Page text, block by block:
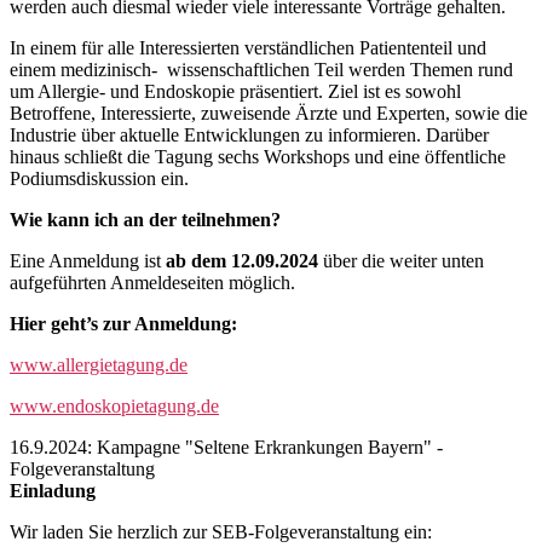
werden auch diesmal wieder viele interessante Vorträge gehalten.
In einem für alle Interessierten verständlichen Patiententeil und
einem medizinisch- wissenschaftlichen Teil werden Themen rund
um Allergie- und Endoskopie präsentiert. Ziel ist es sowohl
Betroffene, Interessierte, zuweisende Ärzte und Experten, sowie die
Industrie über aktuelle Entwicklungen zu informieren. Darüber
hinaus schließt die Tagung sechs Workshops und eine öffentliche
Podiumsdiskussion ein.
Wie kann ich an der teilnehmen?
Eine Anmeldung ist ab dem 12.09.2024 über die weiter unten
aufgeführten Anmeldeseiten möglich.
Hier geht’s zur Anmeldung:
www.allergietagung.de
www.endoskopietagung.de
16.9.2024: Kampagne "Seltene Erkrankungen Bayern" -
Folgeveranstaltung
Einladung
Wir laden Sie herzlich zur SEB-Folgeveranstaltung ein: